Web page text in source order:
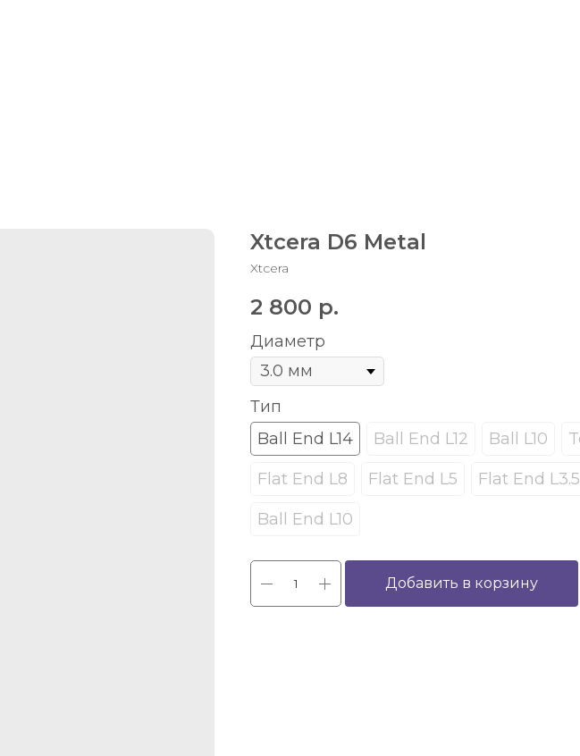
Xtcera D6 Metal
Xtcera
2 800 р.
Диаметр
Тип
Ball End L14
Ball End L12 Ball L10
Flat End L8 Flat End L5 Flat End L3.5
Ball End L10
Добавить в корзину